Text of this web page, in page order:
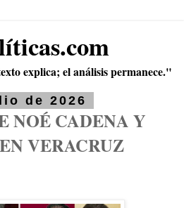
explica; el análisis permanece."
de 2026
NOÉ CADENA Y
VERACRUZ